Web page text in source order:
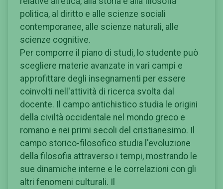
politica, al diritto e alle scienze sociali
contemporanee, alle scienze naturali, alle
scienze cognitive.
Per comporre il piano di studi, lo studente può
scegliere materie avanzate in vari campi e
approfittare degli insegnamenti per essere
coinvolti nell'attività di ricerca svolta dal
docente. Il campo antichistico studia le origini
della civiltà occidentale nel mondo greco e
romano e nei primi secoli del cristianesimo. Il
campo storico-filosofico studia l'evoluzione
della filosofia attraverso i tempi, mostrando le
sue dinamiche interne e le correlazioni con gli
altri fenomeni culturali. Il